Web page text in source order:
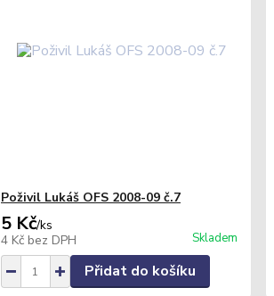
Poživil Lukáš OFS 2008-09 č.7
5 Kč/ks
4 Kč bez DPH Skladem
Přidat do košíku